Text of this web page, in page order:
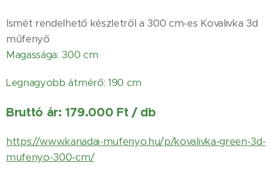
Ismét rendelhető készletről a 300 cm-es Kovalivka 3d
műfenyő
Magassága: 300 cm
Legnagyobb átmérő: 190 cm
Bruttó ár: 179.000 Ft / db
https://www.kanadai-mufenyo.hu/p/kovalivka-green-3d-
mufenyo-300-cm/